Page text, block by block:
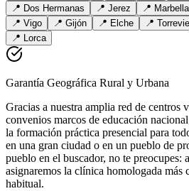
📍 Dos Hermanas 📍 Jerez 📍 Marbella
📍 Vigo 📍 Gijón 📍 Elche 📍
📍 Lorca
Garantía Geográfica Rural y Urbana
Gracias a nuestra amplia red de centros
convenios marcos de educación
la formación práctica presencial para
en una gran ciudad o en un pueblo de
pueblo en el buscador, no te preocupes:
asignaremos la clínica homologada más
habitual.